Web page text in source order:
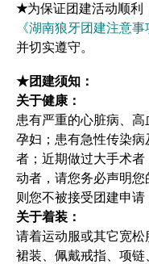
★为保证团建活动顺利
《湖南狼牙团建注意事
并切实遵守。
★团建须知：
关于健康：
患有严重的心脏病、高
孕妇；患有急性传染
者；近期做过大手术
动者，请您务必声明您
则您不被接受团建申请
关于着装：
请着运动服或其它宽
裙装、佩戴戒指、项链